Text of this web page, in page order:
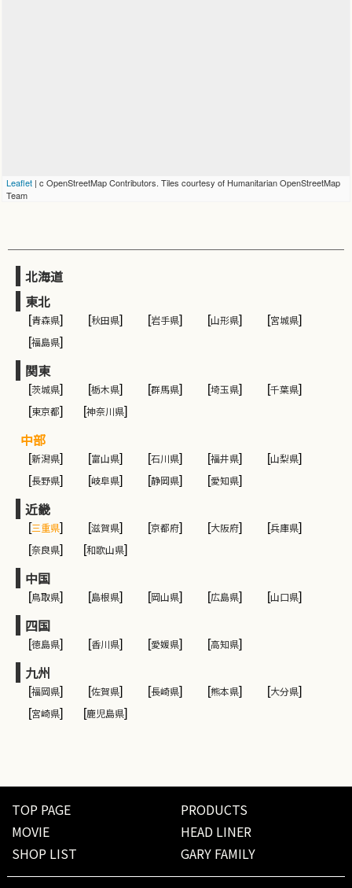
Leaflet | c OpenStreetMap Contributors. Tiles courtesy of Humanitarian OpenStreetMap
Team
北海道
東北
[青森県] [秋田県] [岩手県] [山形県] [宮城県]
[福島県]
関東
[茨城県] [栃木県] [群馬県] [埼玉県] [千葉県]
[東京都] [神奈川県]
中部
[新潟県] [富山県] [石川県] [福井県] [山梨県]
[長野県] [岐阜県] [静岡県] [愛知県]
近畿
[三重県] [滋賀県] [京都府] [大阪府] [兵庫県]
[奈良県] [和歌山県]
中国
[鳥取県] [島根県] [岡山県] [広島県] [山口県]
四国
[徳島県] [香川県] [愛媛県] [高知県]
九州
[福岡県] [佐賀県] [長崎県] [熊本県] [大分県]
[宮崎県] [鹿児島県]
TOP PAGE
PRODUCTS
MOVIE
HEAD LINER
SHOP LIST
GARY FAMILY